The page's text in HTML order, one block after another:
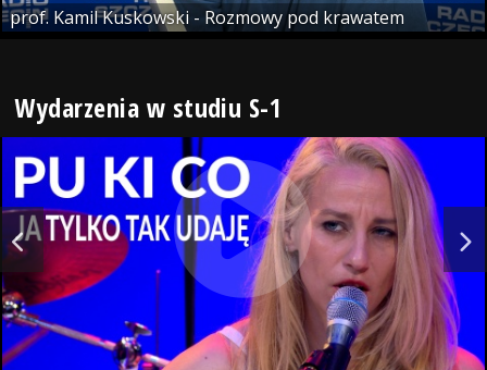
prof. Kamil Kuskowski - Rozmowy pod krawatem
Wydarzenia w studiu S-1